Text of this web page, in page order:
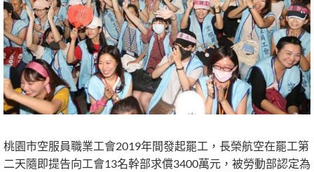
桃園市空服員職業工會2019年間發起罷工，長榮航空在罷工第
二天隨即提告向工會13名幹部求償3400萬元，被勞動部認定為